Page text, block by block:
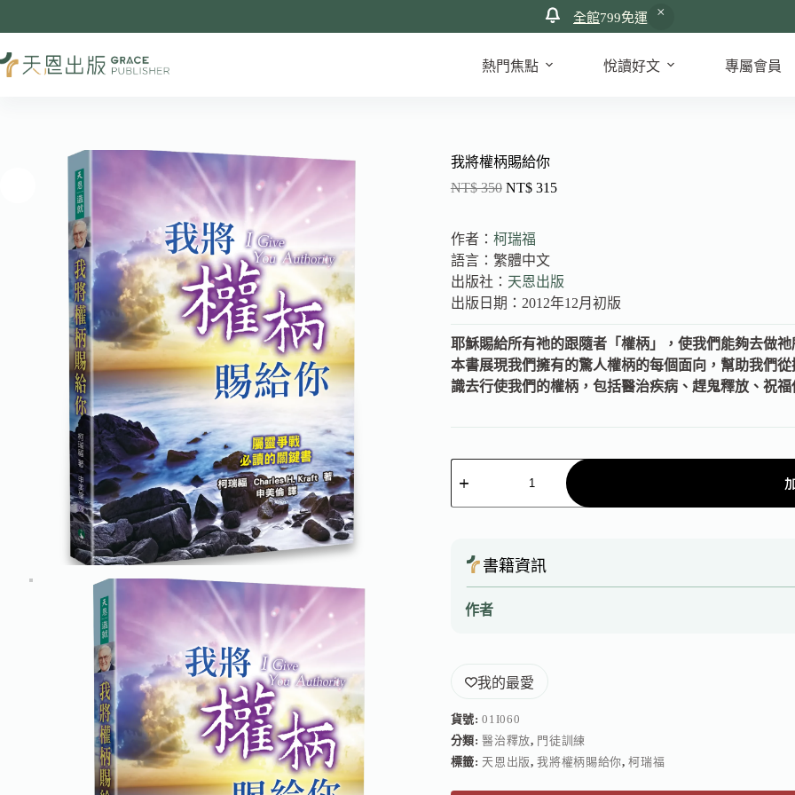
全館799免運
熱門焦點 悅讀好文 專屬會員
我將權柄賜給你
NT$350 NT$315
作者： 柯瑞福
語言：繁體中文
出版社： 天恩出版
出版日期：2012年12月初版
耶穌賜給所有祂的跟隨者「權柄」，使我們能夠去做
本書展現我們擁有的驚人權柄的每個面向，幫助我們
識去行使我們的權柄，包括醫治疾病、趕鬼釋放、祝
書籍資訊
作者
我的最愛
貨號:01I060
分類:醫治釋放, 門徒訓練
標籤: 天恩出版,我將權柄賜給你,柯瑞福